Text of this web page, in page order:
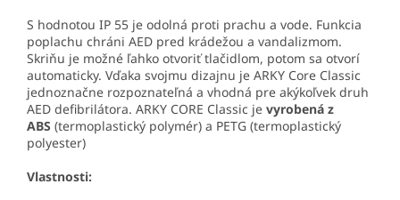
S hodnotou IP 55 je odolná proti prachu a vode. Funkcia
poplachu chráni AED pred krádežou a vandalizmom.
Skriňu je možné ľahko otvoriť tlačidlom, potom sa otvorí
automaticky. Vďaka svojmu dizajnu je ARKY Core Classic
jednoznačne rozpoznateľná a vhodná pre akýkoľvek druh
AED defibrilátora. ARKY CORE Classic je vyrobená z
ABS (termoplastický polymér) a PETG (termoplastický
polyester)
Vlastnosti: